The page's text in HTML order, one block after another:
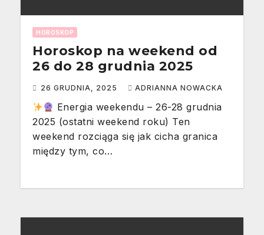
HOROSKOP
Horoskop na weekend od
26 do 28 grudnia 2025
26 GRUDNIA, 2025 ADRIANNA NOWACKA
Energia weekendu – 26-28 grudnia
2025 (ostatni weekend roku) Ten
weekend rozciąga się jak cicha granica
między tym, co…